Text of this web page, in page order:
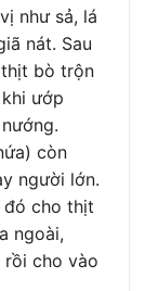
như sả, lá
nát. Sau
bò trộn
ướp
còn
người lớn.
đó cho thịt
ngoài,
cho vào